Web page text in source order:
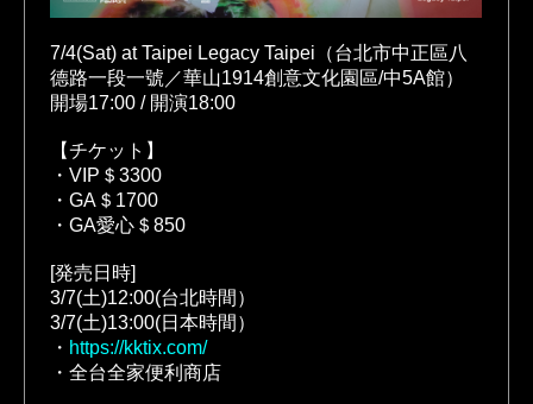
LIVE DISCOGRAPHY
BIOGRAPHY
7/4(Sat) at Taipei Legacy Taipei（台北市中正區八
德路一段一號／華山1914創意文化園區/中5A館）
開場17:00 / 開演18:00
【チケット】
・VIP＄3300
・GA＄1700
・GA愛心＄850
[発売日時]
3/7(土)12:00(台北時間）
3/7(土)13:00(日本時間）
・ https://kktix.com/
・全台全家便利商店